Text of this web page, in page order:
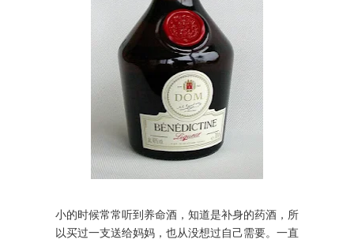
小的时候常常听到养命酒，知道是补身的药酒，所
以买过一支送给妈妈，也从没想过自己需要。一直